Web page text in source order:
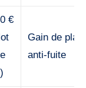
€
Gain de
anti-fuite